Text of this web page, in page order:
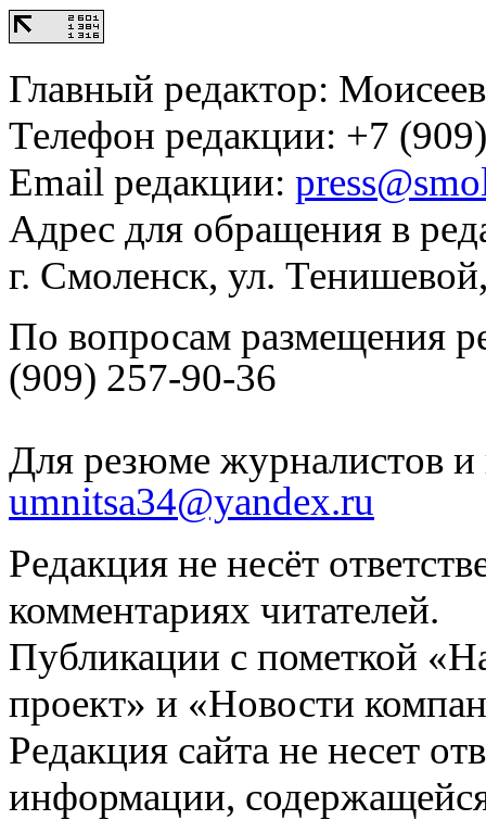
Главный редактор:
Телефон редакции: +7
Email редакции:
Адрес для обращения в
г. Смоленск, ул.
По вопросам размещения
(909) 257-90-36
Для резюме журналистов и
umnitsa34@yandex.ru
Редакция не несёт
комментариях читателей.
Публикации с пометкой
проект» и «Новости
Редакция сайта не несет
информации,